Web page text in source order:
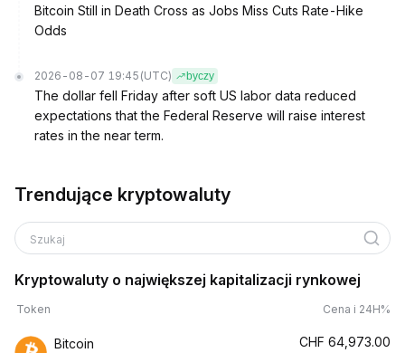
Bitcoin Still in Death Cross as Jobs Miss Cuts Rate-Hike
Odds
2026-08-07 19:45 (UTC) byczy
The dollar fell Friday after soft US labor data reduced
expectations that the Federal Reserve will raise interest
rates in the near term.
Trendujące kryptowaluty
Szukaj
Kryptowaluty o największej kapitalizacji rynkowej
Token Cena i 24H%
Bitcoin CHF 64,973.00